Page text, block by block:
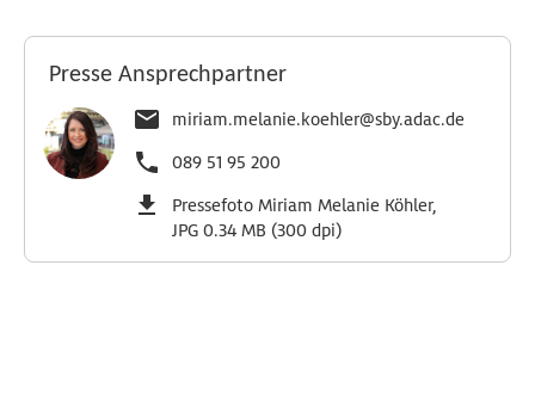
Presse Ansprechpartner
miriam.melanie.koehler@sby.adac.de
089 51 95 200
Pressefoto Miriam Melanie Köhler,
JPG 0.34 MB (300 dpi)